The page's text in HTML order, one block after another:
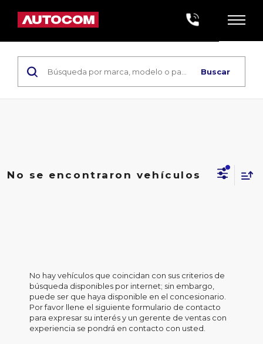
Buscar
No se encontraron vehículos
No hay vehículos que coincidan con sus criterios de
búsqueda disponibles por internet; sin embargo,
puede ser que haya disponible en el concesionario.
Por favor llene el siguiente formulario de contacto
para expresar su interés y un gerente de ventas con
experiencia se pondrá en contacto con usted.